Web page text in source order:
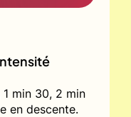
1 min 30, 2 min
en descente.